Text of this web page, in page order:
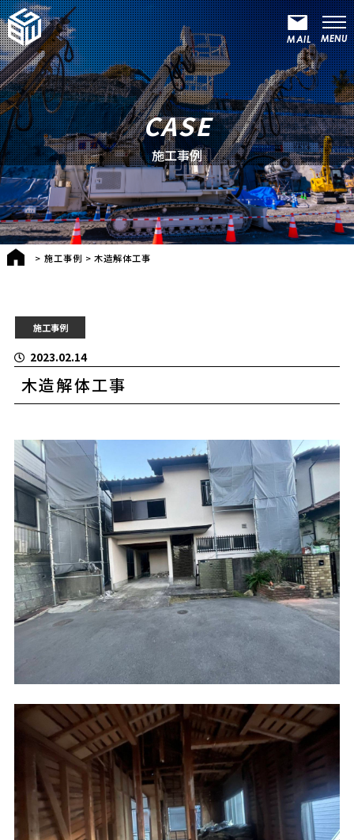
CASE
施工事例
>施工事例 >木造解体工事
施工事例
2023.02.14
木造解体工事